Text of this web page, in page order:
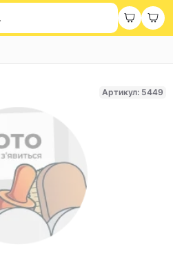
Артикул: 5449